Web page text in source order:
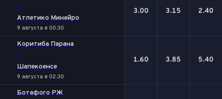
-
Атлетико Минейро
9 августа в 00:30
3.00 3.15 2.40
Коритиба Парана
-
Шапекоенсе
9 августа в 02:30
1.60 3.85 5.40
Ботафого РЖ